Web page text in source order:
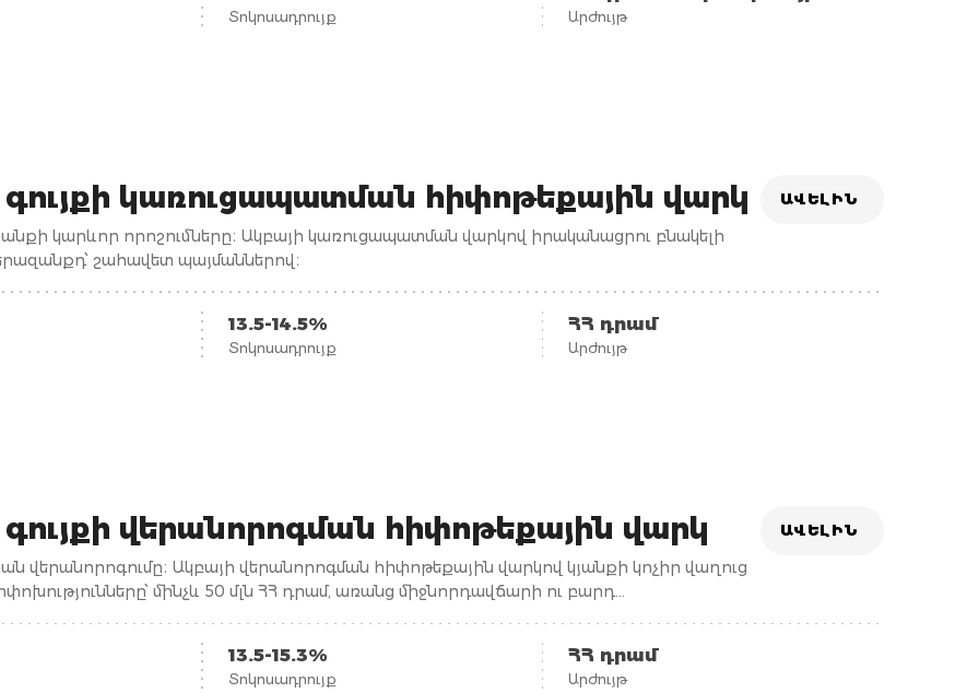
Տոկոսադրույք Արժույթ
կառուցապատման հիփոթեքային վարկ
կարևոր որոշումները։ Ակբայի կառուցապատման վարկով իրականացրու բնակելի
շահավետ պայմաններով։
ԱՎԵԼԻՆ
13.5-14.5%
Տոկոսադրույք
ՀՀ դրամ
Արժույթ
վերանորոգման հիփոթեքային վարկ
վերանորոգումը։ Ակբայի վերանորոգման հիփոթեքային վարկով կյանքի կոչիր վաղուց
մինչև 50 մլն ՀՀ դրամ, առանց միջնորդավճարի ու բարդ
ԱՎԵԼԻՆ
13.5-15.3%
Տոկոսադրույք
ՀՀ դրամ
Արժույթ